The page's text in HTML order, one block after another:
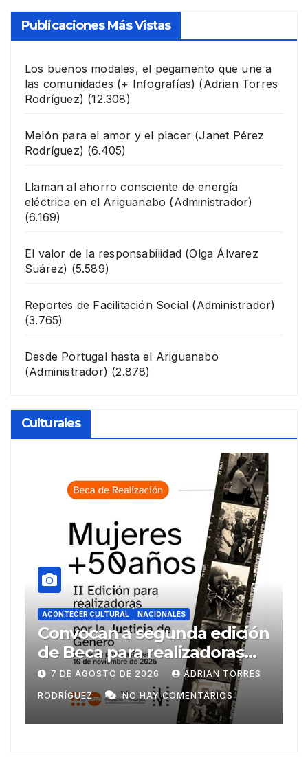
Publicaciones Más Vistas
Los buenos modales, el pegamento que une a
las comunidades (+ Infografías) (Adrian Torres
Rodríguez) (12.308)
Melón para el amor y el placer (Janet Pérez
Rodríguez) (6.405)
Llaman al ahorro consciente de energía
eléctrica en el Ariguanabo (Administrador)
(6.169)
El valor de la responsabilidad (Olga Álvarez
Suárez) (5.589)
Reportes de Facilitación Social (Administrador)
(3.765)
Desde Portugal hasta el Ariguanabo
(Administrador) (2.878)
Culturales
CULTURAL NACIONALES
a segunda edición
Beca para realizadoras
de 50 años
7 DE AGOSTO DE 2026 ADRIAN TORRES
NO HAY COMENTARIOS